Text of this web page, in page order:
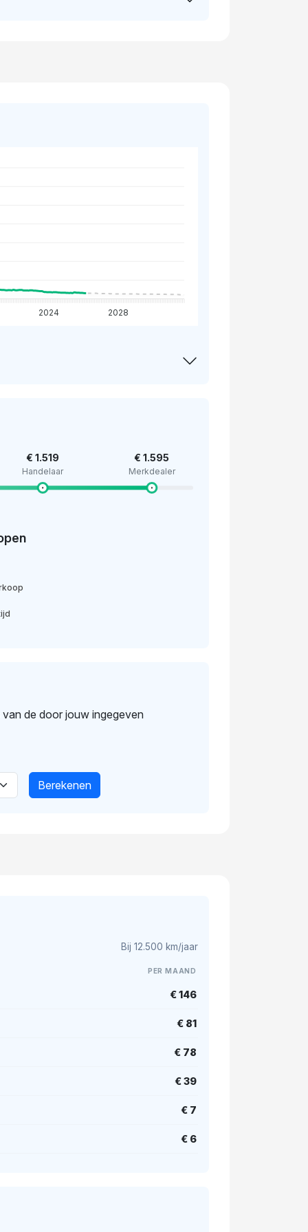
2024 2028
€ 1.519
Handelaar
€ 1.595
Merkdealer
de door jouw ingegeven
Berekenen
Bij 12.500 km/jaar
PER MAAND
€ 146
€ 81
€ 78
€ 39
€ 7
€ 6